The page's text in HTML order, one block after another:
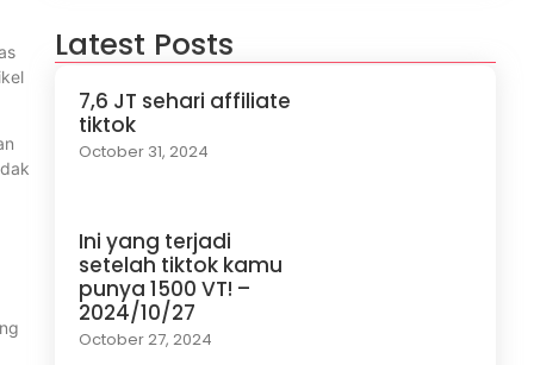
Latest Posts
7,6 JT sehari affiliate
tiktok
October 31, 2024
Ini yang terjadi
setelah tiktok kamu
punya 1500 VT! –
2024/10/27
October 27, 2024